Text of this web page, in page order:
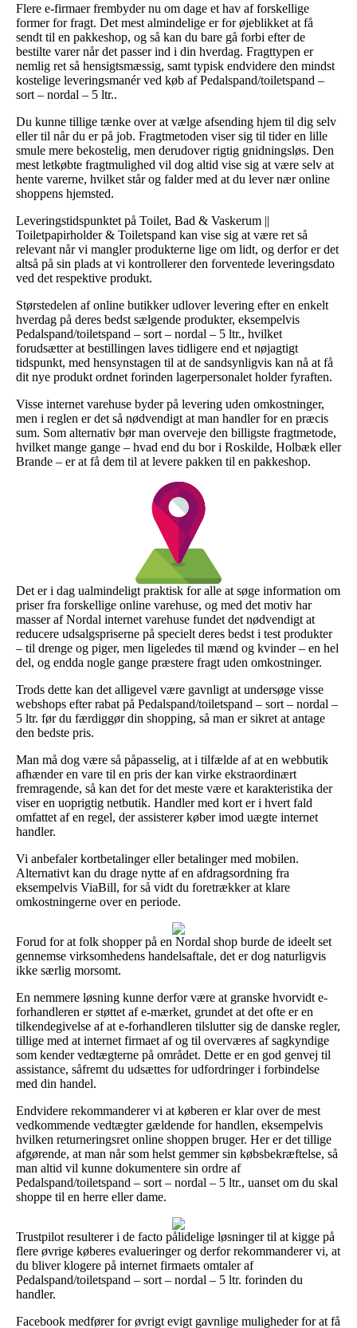
Flere e-firmaer frembyder nu om dage et hav af forskellige
former for fragt. Det mest almindelige er for øjeblikket at få
sendt til en pakkeshop, og så kan du bare gå forbi efter de
bestilte varer når det passer ind i din hverdag. Fragttypen er
nemlig ret så hensigtsmæssig, samt typisk endvidere den mindst
kostelige leveringsmanér ved køb af Pedalspand/toiletspand –
sort – nordal – 5 ltr..
Du kunne tillige tænke over at vælge afsending hjem til dig selv
eller til når du er på job. Fragtmetoden viser sig til tider en lille
smule mere bekostelig, men derudover rigtig gnidningsløs. Den
mest letkøbte fragtmulighed vil dog altid vise sig at være selv at
hente varerne, hvilket står og falder med at du lever nær online
shoppens hjemsted.
Leveringstidspunktet på Toilet, Bad & Vaskerum ||
Toiletpapirholder & Toiletspand kan vise sig at være ret så
relevant når vi mangler produkterne lige om lidt, og derfor er det
altså på sin plads at vi kontrollerer den forventede leveringsdato
ved det respektive produkt.
Størstedelen af online butikker udlover levering efter en enkelt
hverdag på deres bedst sælgende produkter, eksempelvis
Pedalspand/toiletspand – sort – nordal – 5 ltr., hvilket
forudsætter at bestillingen laves tidligere end et nøjagtigt
tidspunkt, med hensynstagen til at de sandsynligvis kan nå at få
dit nye produkt ordnet forinden lagerpersonalet holder fyraften.
Visse internet varehuse byder på levering uden omkostninger,
men i reglen er det så nødvendigt at man handler for en præcis
sum. Som alternativ bør man overveje den billigste fragtmetode,
hvilket mange gange – hvad end du bor i Roskilde, Holbæk eller
Brande – er at få dem til at levere pakken til en pakkeshop.
Det er i dag ualmindeligt praktisk for alle at søge information om
priser fra forskellige online varehuse, og med det motiv har
masser af Nordal internet varehuse fundet det nødvendigt at
reducere udsalgspriserne på specielt deres bedst i test produkter
– til drenge og piger, men ligeledes til mænd og kvinder – en hel
del, og endda nogle gange præstere fragt uden omkostninger.
Trods dette kan det alligevel være gavnligt at undersøge visse
webshops efter rabat på Pedalspand/toiletspand – sort – nordal –
5 ltr. før du færdiggør din shopping, så man er sikret at antage
den bedste pris.
Man må dog være så påpasselig, at i tilfælde af at en webbutik
afhænder en vare til en pris der kan virke ekstraordinært
fremragende, så kan det for det meste være et karakteristika der
viser en uoprigtig netbutik. Handler med kort er i hvert fald
omfattet af en regel, der assisterer køber imod uægte internet
handler.
Vi anbefaler kortbetalinger eller betalinger med mobilen.
Alternativt kan du drage nytte af en afdragsordning fra
eksempelvis ViaBill, for så vidt du foretrækker at klare
omkostningerne over en periode.
Forud for at folk shopper på en Nordal shop burde de ideelt set
gennemse virksomhedens handelsaftale, det er dog naturligvis
ikke særlig morsomt.
En nemmere løsning kunne derfor være at granske hvorvidt e-
forhandleren er støttet af e-mærket, grundet at det ofte er en
tilkendegivelse af at e-forhandleren tilslutter sig de danske regler,
tillige med at internet firmaet af og til overværes af sagkyndige
som kender vedtægterne på området. Dette er en god genvej til
assistance, såfremt du udsættes for udfordringer i forbindelse
med din handel.
Endvidere rekommanderer vi at køberen er klar over de mest
vedkommende vedtægter gældende for handlen, eksempelvis
hvilken returneringsret online shoppen bruger. Her er det tillige
afgørende, at man når som helst gemmer sin købsbekræftelse, så
man altid vil kunne dokumentere sin ordre af
Pedalspand/toiletspand – sort – nordal – 5 ltr., uanset om du skal
shoppe til en herre eller dame.
Trustpilot resulterer i de facto pålidelige løsninger til at kigge på
flere øvrige køberes evalueringer og derfor rekommanderer vi, at
du bliver klogere på internet firmaets omtaler af
Pedalspand/toiletspand – sort – nordal – 5 ltr. forinden du
handler.
Facebook medfører for øvrigt evigt gavnlige muligheder for at få